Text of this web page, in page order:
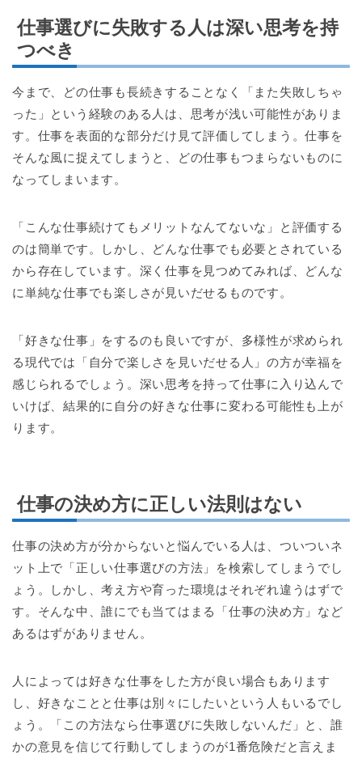
仕事選びに失敗する人は深い思考を持
つべき
今まで、どの仕事も長続きすることなく「また失敗しちゃ
った」という経験のある人は、思考が浅い可能性がありま
す。仕事を表面的な部分だけ見て評価してしまう。仕事を
そんな風に捉えてしまうと、どの仕事もつまらないものに
なってしまいます。
「こんな仕事続けてもメリットなんてないな」と評価する
のは簡単です。しかし、どんな仕事でも必要とされている
から存在しています。深く仕事を見つめてみれば、どんな
に単純な仕事でも楽しさが見いだせるものです。
「好きな仕事」をするのも良いですが、多様性が求められ
る現代では「自分で楽しさを見いだせる人」の方が幸福を
感じられるでしょう。深い思考を持って仕事に入り込んで
いけば、結果的に自分の好きな仕事に変わる可能性も上が
ります。
仕事の決め方に正しい法則はない
仕事の決め方が分からないと悩んでいる人は、ついついネ
ット上で「正しい仕事選びの方法」を検索してしまうでし
ょう。しかし、考え方や育った環境はそれぞれ違うはずで
す。そんな中、誰にでも当てはまる「仕事の決め方」など
あるはずがありません。
人によっては好きな仕事をした方が良い場合もあります
し、好きなことと仕事は別々にしたいという人もいるでし
ょう。「この方法なら仕事選びに失敗しないんだ」と、誰
かの意見を信じて行動してしまうのが1番危険だと言えま